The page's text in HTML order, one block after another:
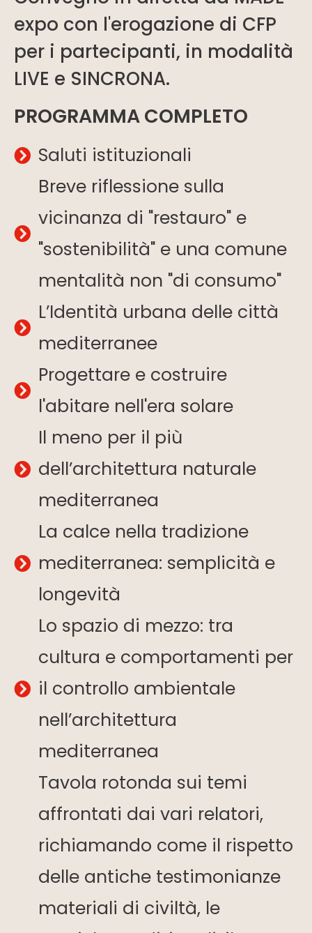
expo con l'erogazione di CFP
per i partecipanti, in modalità
LIVE e SINCRONA.
PROGRAMMA COMPLETO
Saluti istituzionali
Breve riflessione sulla
vicinanza di "restauro" e
"sostenibilità" e una comune
mentalità non "di consumo"
L’Identità urbana delle città
mediterranee
Progettare e costruire
l'abitare nell'era solare
Il meno per il più
dell’architettura naturale
mediterranea
La calce nella tradizione
mediterranea: semplicità e
longevità
Lo spazio di mezzo: tra
cultura e comportamenti per
il controllo ambientale
nell’architettura
mediterranea
Tavola rotonda sui temi
affrontati dai vari relatori,
richiamando come il rispetto
delle antiche testimonianze
materiali di civiltà, le